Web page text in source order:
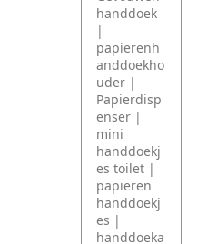
handdoek
|
papierenh
anddoekho
uder |
Papierdisp
enser |
mini
handdoekj
es toilet |
papieren
handdoekj
es |
handdoeka